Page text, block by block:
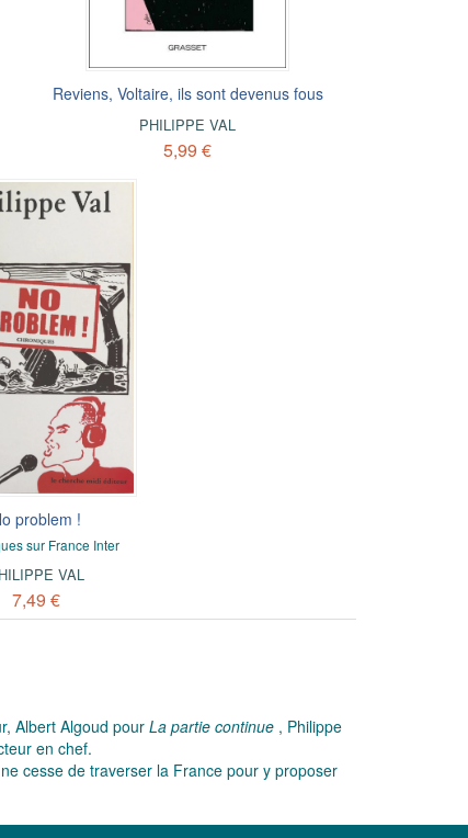
Reviens, Voltaire, ils sont devenus fous
PHILIPPE VAL
5,99 €
problem !
sur France Inter
VAL
7,49 €
Albert Algoud pourLa partie continue , Philippe
en chef.
cesse de traverser la France pour y proposer